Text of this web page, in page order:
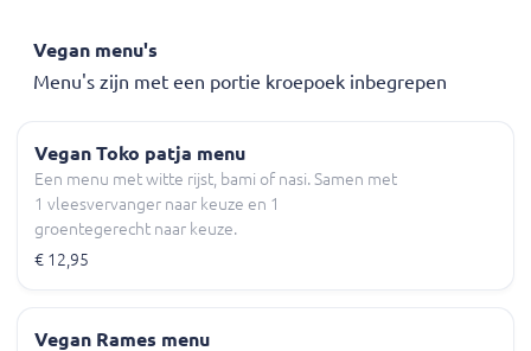
Vegan menu's
Menu's zijn met een portie kroepoek inbegrepen
Vegan Toko patja menu
Een menu met witte rijst, bami of nasi. Samen met
1 vleesvervanger naar keuze en 1
groentegerecht naar keuze.
€ 12,95
Vegan Rames menu